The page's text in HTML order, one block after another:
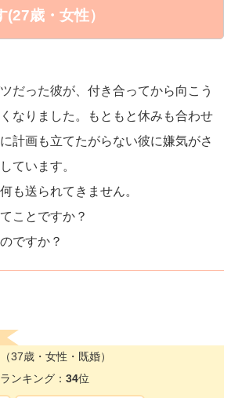
歳・女性）
だった彼が、付き合ってから向こう
なりました。もともと休みも合わせ
計画も立てたがらない彼に嫌気がさ
ています。
も送られてきません。
ことですか？
ですか？
（37歳・女性・既婚）
ンキング： 34位